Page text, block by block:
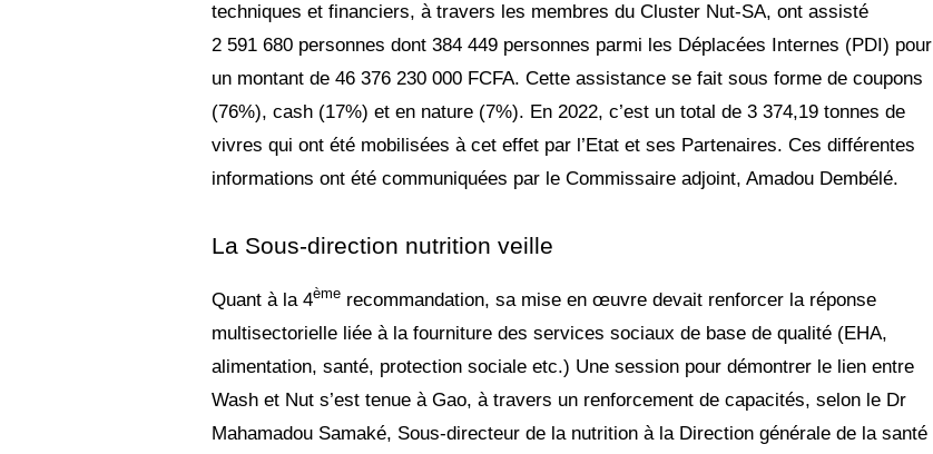
techniques et financiers, à travers les membres du Cluster Nut-SA, ont assisté
2 591 680 personnes dont 384 449 personnes parmi les Déplacées Internes (PDI) pour
un montant de 46 376 230 000 FCFA. Cette assistance se fait sous forme de coupons
(76%), cash (17%) et en nature (7%). En 2022, c’est un total de 3 374,19 tonnes de
vivres qui ont été mobilisées à cet effet par l’Etat et ses Partenaires. Ces différentes
informations ont été communiquées par le Commissaire adjoint, Amadou Dembélé.
La Sous-direction nutrition veille
Quant à la 4èmerecommandation, sa mise en œuvre devait renforcer la réponse
multisectorielle liée à la fourniture des services sociaux de base de qualité (EHA,
alimentation, santé, protection sociale etc.) Une session pour démontrer le lien entre
Wash et Nut s’est tenue à Gao, à travers un renforcement de capacités, selon le Dr
Mahamadou Samaké, Sous-directeur de la nutrition à la Direction générale de la santé